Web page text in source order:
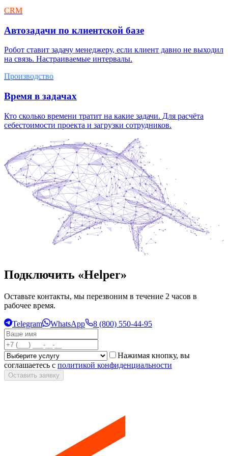
CRM
Автозадачи по клиентской базе
Робот ставит задачу менеджеру, если клиент давно не выходил
на связь. Настраиваемые интервалы.
Производство
Время в задачах
Кто сколько времени тратит на какие задачи. Для расчёта
себестоимости проекта и загрузки сотрудников.
Подключить «Helper»
Оставьте контакты, мы перезвоним в течение 2 часов в
рабочее время.
Telegram WhatsApp 8 (800) 550-44-95
Нажимая кнопку, вы
соглашаетесь с политикой конфиденциальности
Оставить заявку